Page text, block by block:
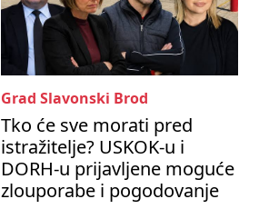
Grad Slavonski Brod
Tko će sve morati pred
istražitelje? USKOK-u i
DORH-u prijavljene moguće
zlouporabe i pogodovanje